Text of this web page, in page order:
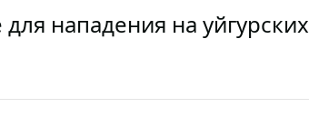
нападения на уйгурских